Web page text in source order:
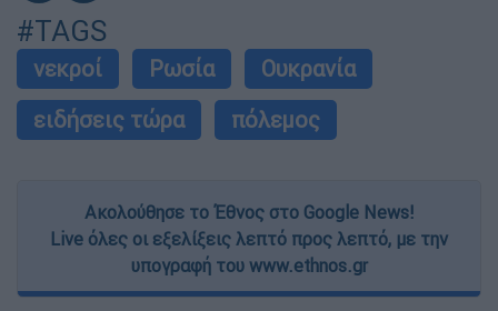
#TAGS
νεκροί Ρωσία
Ουκρανία
ειδήσεις τώρα
πόλεμος
Ακολούθησε το Έθνος στο Google News!
Live όλες οι εξελίξεις λεπτό προς λεπτό, με την
υπογραφή του www.ethnos.gr